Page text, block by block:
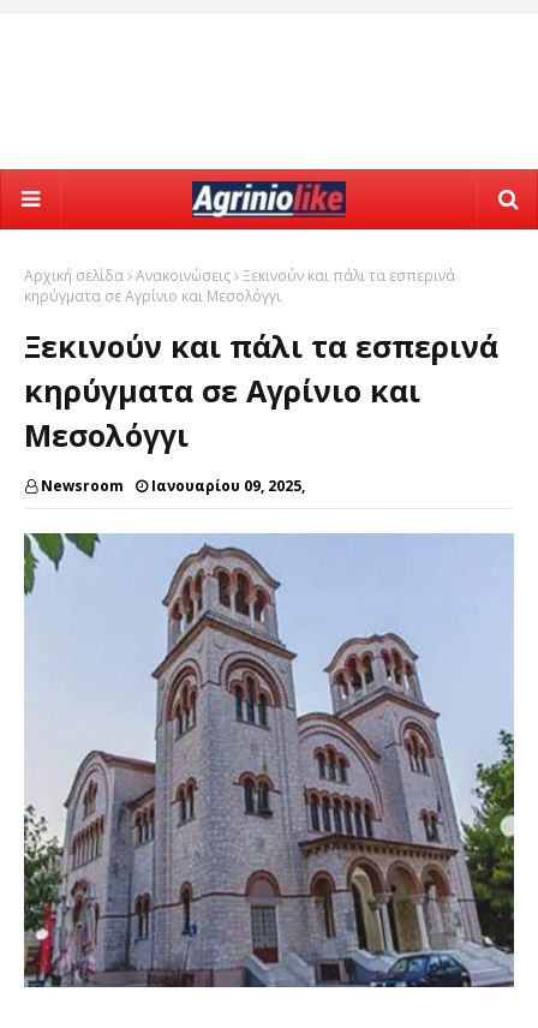
Αρχική σελίδα Ανακοινώσεις Ξεκινούν και πάλι τα εσπερινά
κηρύγματα σε Αγρίνιο και Μεσολόγγι
Ξεκινούν και πάλι τα εσπερινά
κηρύγματα σε Αγρίνιο και
Μεσολόγγι
Newsroom Ιανουαρίου 09, 2025,